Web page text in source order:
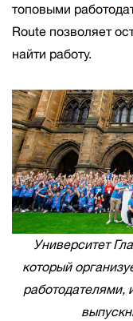
топовыми
Route позволяет
найти работу.
Университет
который
работодателями,